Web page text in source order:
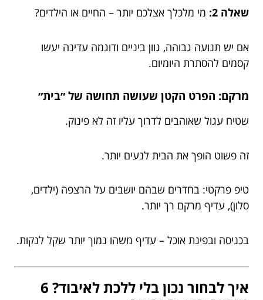
שאלה 2: מי מלכלך אצלכם יותר – החיים או הילדים?
אם יש תנועה גבוהה, גוון ביניים ודוגמה עדינה יעשו
קסמים להסתרת היומיום.
מרקם: הפרט הקטן שעושה תחושה של ״בית״
שטיח עגול שאוהבים לדרוך עליו זה לא פינוק.
זה פשוט הופך את הבית לנעים יותר.
טיפ פרקטי: בחדרים שבהם יושבים על הרצפה (ילדים,
סלון), עדיף מרקם רך יותר.
בכניסה ובפינת אוכל – עדיף משהו נמוך יותר שקל לנקות.
איך לבחור נכון בלי ללכת לאיבוד? 6